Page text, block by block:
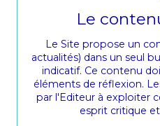
Le
Le Site propose un
actualités) dans un seul
indicatif. Ce contenu
éléments de réflexion.
par l'Editeur à exploiter
esprit critique